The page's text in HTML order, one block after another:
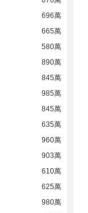
696萬
665萬
580萬
890萬
845萬
985萬
845萬
635萬
960萬
903萬
610萬
625萬
980萬